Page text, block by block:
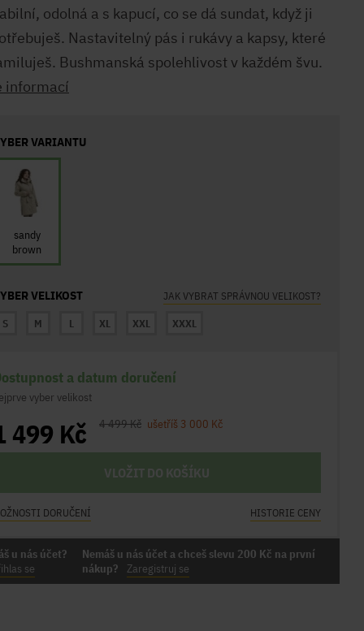
odolná a s kapucí, co se dá sundat, když ji
Nastavitelný pás i rukávy a kapsy, které
Bushmanská spolehlivost v každém švu.
informací
VARIANTU
sandy
brown
VELIKOST
JAK VYBRAT SPRÁVNOU VELIKOST?
S
M L XL XXL XXXL
a datum doručení
vyber velikost
499 Kč 4 499 Kč ušetříš 3 000 Kč
VLOŽIT DO KOŠÍKU
DORUČENÍ HISTORIE CENY
u nás účet?
se
Nemáš u nás účet a chceš slevu 200 Kč na první
nákup?
Zaregistruj se